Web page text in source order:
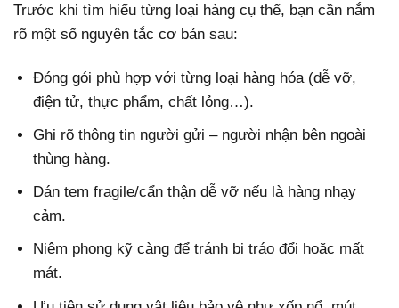
Trước khi tìm hiểu từng loại hàng cụ thể, bạn cần nắm
rõ một số nguyên tắc cơ bản sau:
Đóng gói phù hợp với từng loại hàng hóa (dễ vỡ,
điện tử, thực phẩm, chất lỏng…).
Ghi rõ thông tin người gửi – người nhận bên ngoài
thùng hàng.
Dán tem fragile/cẩn thận dễ vỡ nếu là hàng nhạy
cảm.
Niêm phong kỹ càng để tránh bị tráo đổi hoặc mất
mát.